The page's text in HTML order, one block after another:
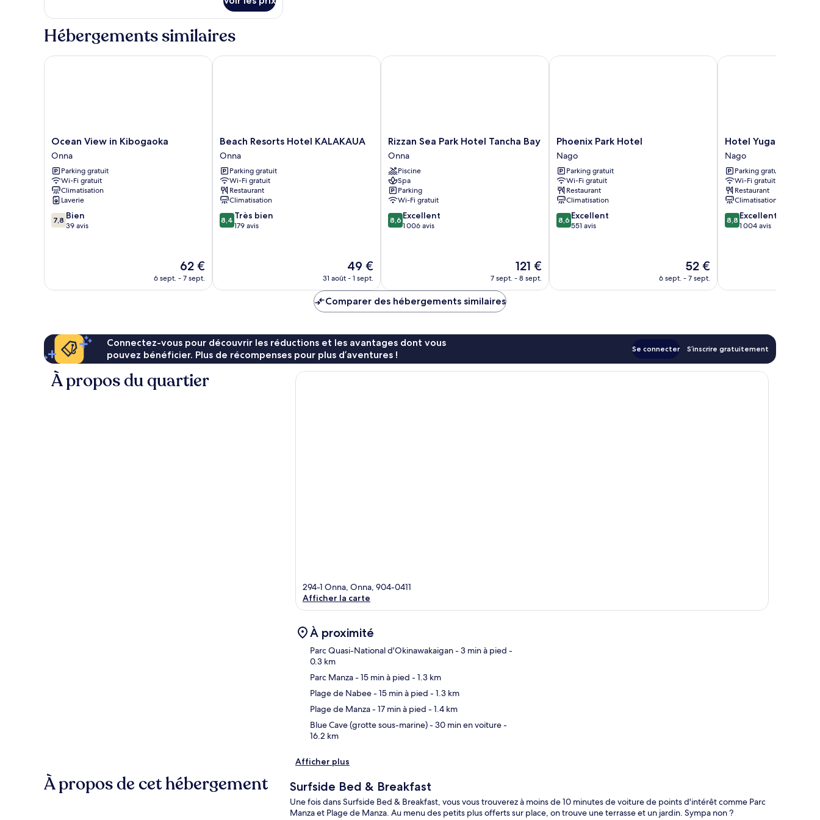
de
chambre :
Standard
Quad
le
type
de
Standard
Hébergements similaires
Ocean
View
in
Kibogaoka
Onna
Ocean View in Kibogaoka
Onna
Parking gratuit
Wi-Fi gratuit
Climatisation
Laverie
7.8
sur
7,8 Bien
39 avis
Le
nouveau
62 €
6 sept. - 7 sept.
Ocean View in Kibogaoka
Beach
Resorts
Hotel
KALAKAUA
Onna
Beach Resorts Hotel KALAKAUA
Onna
Parking gratuit
Wi-Fi gratuit
Restaurant
Climatisation
8.4
sur
8,4 Très bien
179 avis
Le
nouveau
de
49 €
31 août - 1 sept.
Beach Resorts Hotel KALAKAUA
Rizzan
Sea
Park
Hotel
Tancha
Bay
Onna
Rizzan Sea Park Hotel Tancha Bay
Onna
Piscine
Spa
Parking
Wi-Fi gratuit
8.6
sur
8,6 Excellent
1 006 avis
Le
nouveau
121 €
7 sept. - 8 sept.
Rizzan Sea Park Hotel Tancha Bay
Phoenix
Park
Hotel
Nago
Phoenix Park Hotel
Nago
Parking gratuit
Wi-Fi gratuit
Restaurant
Climatisation
8.6
sur
8,6 Excellent
551 avis
Le
nouveau
52 €
6 sept. - 7 sept.
Phoenix Park Hotel
Hotel
Yugaf
Inn
Okinawa
Nago
Hotel Yugaf Inn
Nago
Parking gratuit
Wi-Fi gratuit
Restaurant
Climatisation
8.8
sur
8,8 Excellent
1 004 avis
Hotel Yugaf Inn
Comparer des hébergements similaires
Connectez-vous pour découvrir les réductions et les avantages dont vous
pouvez bénéficier. Plus de récompenses pour plus d’aventures !
Se connecter S’inscrire gratuitement
À propos du quartier
294-1 Onna, Onna, 904-0411
Afficher la carte
À proximité
Parc Quasi-National d'Okinawakaigan- 3 min à pied -
0.3 km
Parc Manza- 15 min à pied - 1.3 km
Plage de Nabee- 15 min à pied - 1.3 km
Plage de Manza- 17 min à pied - 1.4 km
Blue Cave (grotte sous-marine)- 30 min en voiture-
16.2 km
Afficher plus
À propos de cet hébergement Surfside Bed & Breakfast
Une fois dans Surfside Bed & Breakfast, vous vous trouverez à moins de 10 minutes de voiture de points d'intérêt comme Parc
Manza et Plage de Manza. Au menu des petits plus offerts sur place, on trouve une terrasse et un jardin. Sympa non ?